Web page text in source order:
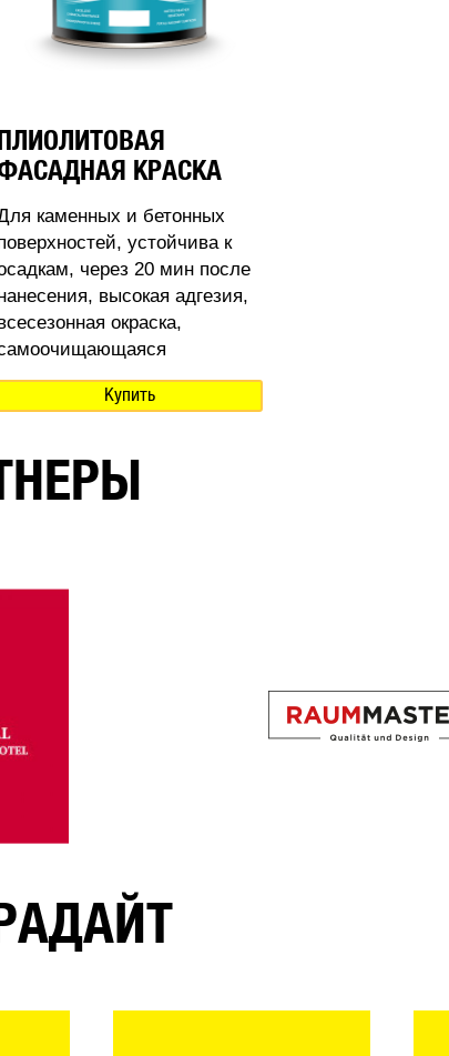
ПЛИОЛИТОВАЯ
КРАСКА
каменных и бетонных
устойчива к
через 20 мин после
высокая адгезия,
окраска,
Купить
Previous